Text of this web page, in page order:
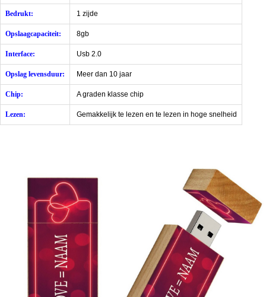
Bedrukt: 1 zijde
Opslaagcapaciteit: 8gb
Interface: Usb 2.0
Opslag levensduur: Meer dan 10 jaar
Chip: A graden klasse chip
Lezen: Gemakkelijk te lezen en te lezen in hoge snelheid